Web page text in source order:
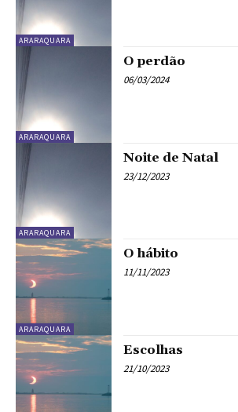
ARARAQUARA
ARARAQUARA
O perdão
06/03/2024
ARARAQUARA
Noite de Natal
23/12/2023
ARARAQUARA
O hábito
11/11/2023
Escolhas
21/10/2023